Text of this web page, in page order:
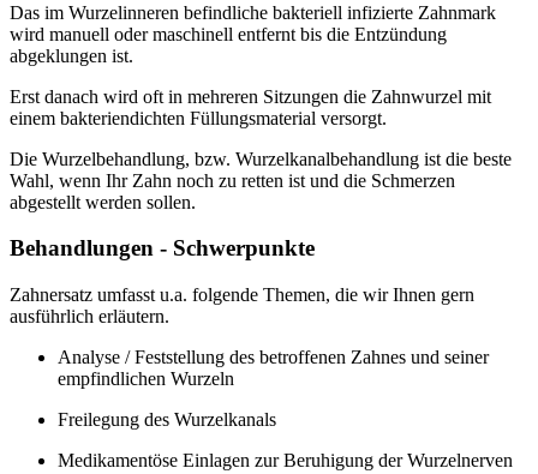
Das im Wurzelinneren befindliche bakteriell infizierte Zahnmark
wird manuell oder maschinell entfernt bis die Entzündung
abgeklungen ist.
Erst danach wird oft in mehreren Sitzungen die Zahnwurzel mit
einem bakteriendichten Füllungsmaterial versorgt.
Die Wurzelbehandlung, bzw. Wurzelkanalbehandlung ist die beste
Wahl, wenn Ihr Zahn noch zu retten ist und die Schmerzen
abgestellt werden sollen.
Behandlungen - Schwerpunkte
Zahnersatz umfasst u.a. folgende Themen, die wir Ihnen gern
ausführlich erläutern.
Analyse / Feststellung des betroffenen Zahnes und seiner
empfindlichen Wurzeln
Freilegung des Wurzelkanals
Medikamentöse Einlagen zur Beruhigung der Wurzelnerven